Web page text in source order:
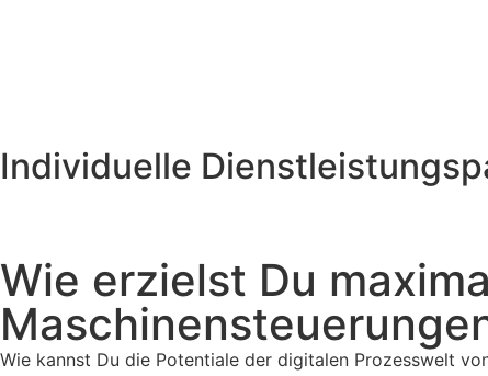
Individuelle
Wie erzielst Du
Wie kannst Du die Potentiale der digitalen Prozesswelt